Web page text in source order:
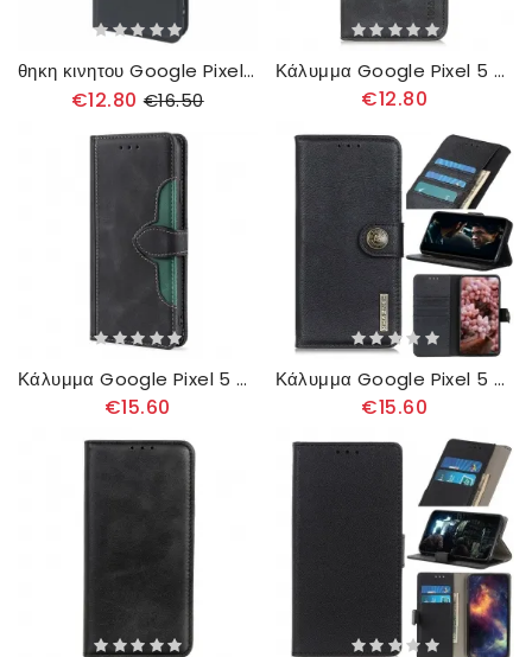
θηκη κινητου Google Pixel 5 Θήκη Flip Μαγνητικό Κούμπωμα
€12.80 €16.50
Κάλυμμα Google Pixel 5 Khazneh Vintage Leather Effect
€12.80
Κάλυμμα Google Pixel 5 Κομψό Δίχρωμο Συνθετικό Δέρμα
€15.60
Κάλυμμα Google Pixel 5 Απομίμηση Δέρματος Khazneh
€15.60